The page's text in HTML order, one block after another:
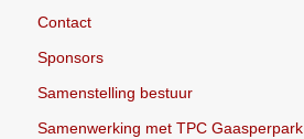
Contact
Sponsors
Samenstelling bestuur
Samenwerking met TPC Gaasperpark